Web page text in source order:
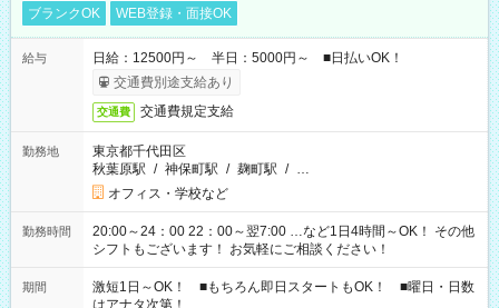
ブランクOK
WEB登録・面接OK
給与
日給：12500円～ 半日：5000円～ ■日払いOK！
交通費別途支給あり
交通費 交通費規定支給
勤務地
東京都千代田区
秋葉原駅 / 神保町駅 / 麹町駅 / …
オフィス・学校など
勤務時間
20:00～24：00 22：00～翌7:00 …など1日4時間～OK！ その他
シフトもございます！ お気軽にご相談ください！
期間
激短1日～OK！ ■もちろん即日スタートもOK！ ■曜日・日数
はアナタ次第！